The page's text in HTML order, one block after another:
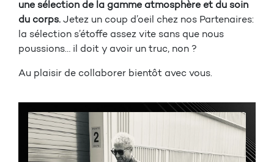
une sélection de la gamme atmosphère et du soin
du corps. Jetez un coup d’oeil chez nos Partenaires:
la sélection s’étoffe assez vite sans que nous
poussions… il doit y avoir un truc, non ?
Au plaisir de collaborer bientôt avec vous.